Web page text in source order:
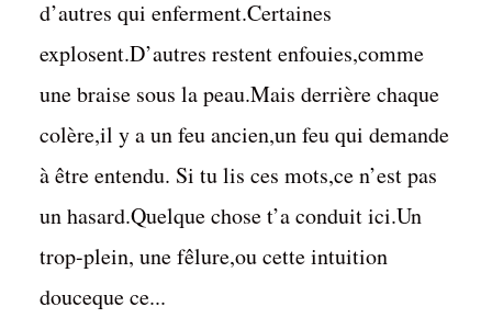
d’autres qui enferment.Certaines
explosent.D’autres restent enfouies,comme
une braise sous la peau.Mais derrière chaque
colère,il y a un feu ancien,un feu qui demande
à être entendu. Si tu lis ces mots,ce n’est pas
un hasard.Quelque chose t’a conduit ici.Un
trop-plein, une fêlure,ou cette intuition
douceque ce...